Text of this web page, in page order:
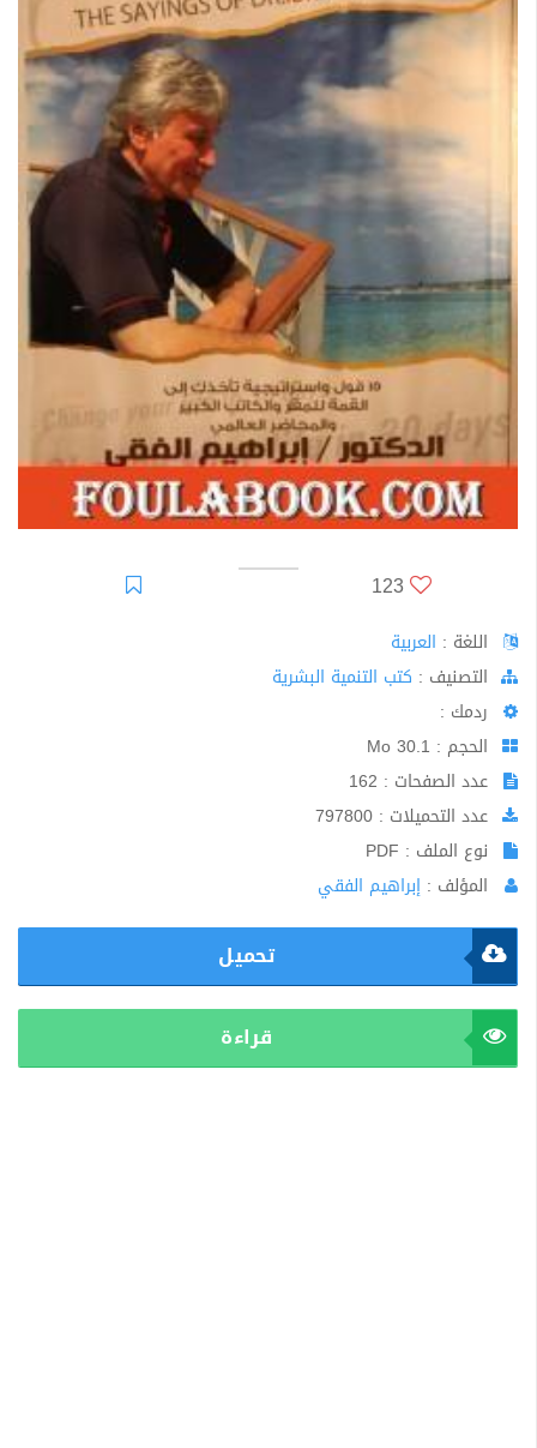
123
اللغة : العربية
اﻟﺘﺼﻨﻴﻒ : كتب التنمية البشرية
ردمك :
الحجم : 30.1 Mo
عدد الصفحات : 162
عدد التحميلات : 797800
نوع الملف : PDF
المؤلف : إبراهيم الفقي
تحميل
قراءة